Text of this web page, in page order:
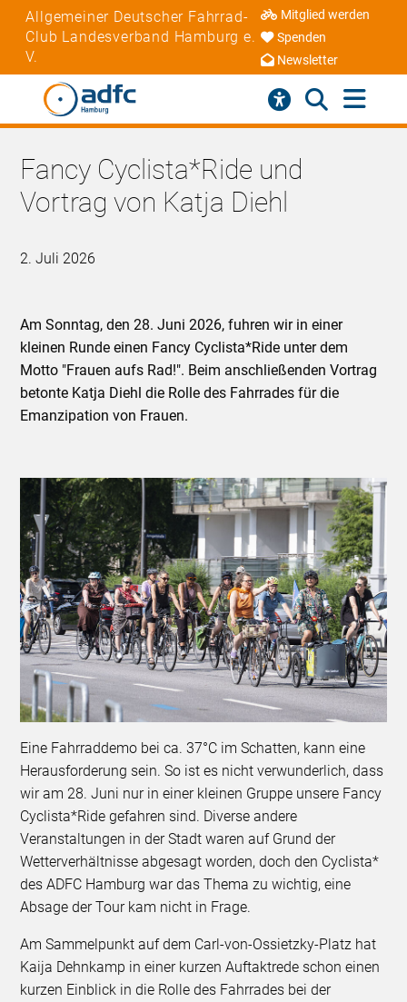
Allgemeiner Deutscher Fahrrad-
Club Landesverband Hamburg e.
V.
Mitglied werden
Spenden
Newsletter
Fancy Cyclista*Ride und
Vortrag von Katja Diehl
2. Juli 2026
Am Sonntag, den 28. Juni 2026, fuhren wir in einer
kleinen Runde einen Fancy Cyclista*Ride unter dem
Motto "Frauen aufs Rad!". Beim anschließenden Vortrag
betonte Katja Diehl die Rolle des Fahrrades für die
Emanzipation von Frauen.
Eine Fahrraddemo bei ca. 37°C im Schatten, kann eine
Herausforderung sein. So ist es nicht verwunderlich, dass
wir am 28. Juni nur in einer kleinen Gruppe unsere Fancy
Cyclista*Ride gefahren sind. Diverse andere
Veranstaltungen in der Stadt waren auf Grund der
Wetterverhältnisse abgesagt worden, doch den Cyclista*
des ADFC Hamburg war das Thema zu wichtig, eine
Absage der Tour kam nicht in Frage.
Am Sammelpunkt auf dem Carl-von-Ossietzky-Platz hat
Kaija Dehnkamp in einer kurzen Auftaktrede schon einen
kurzen Einblick in die Rolle des Fahrrades bei der